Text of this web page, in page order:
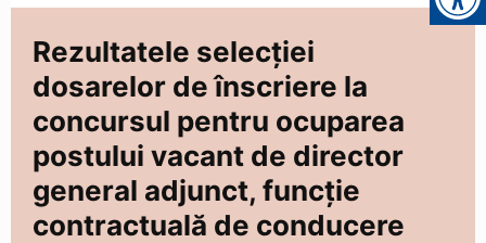
Socială
și
Protecția
Ialomița
Rezultatele selecției
dosarelor de înscriere la
concursul pentru ocuparea
postului vacant de director
general adjunct, funcție
contractuală de conducere